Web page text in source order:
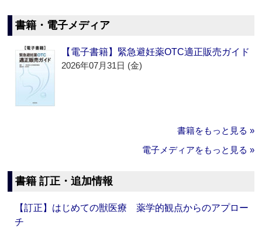
書籍・電子メディア
【電子書籍】緊急避妊薬OTC適正販売ガイド
2026年07月31日 (金)
書籍をもっと見る »
電子メディアをもっと見る »
書籍 訂正・追加情報
【訂正】はじめての獣医療 薬学的観点からのアプロー
チ